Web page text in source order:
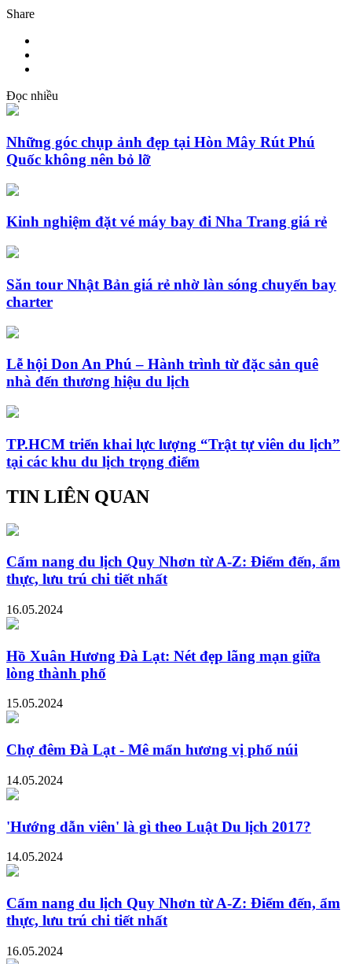
Share
Đọc nhiều
Những góc chụp ảnh đẹp tại Hòn Mây Rút Phú
Quốc không nên bỏ lỡ
Kinh nghiệm đặt vé máy bay đi Nha Trang giá rẻ
Săn tour Nhật Bản giá rẻ nhờ làn sóng chuyến bay
charter
Lễ hội Don An Phú – Hành trình từ đặc sản quê
nhà đến thương hiệu du lịch
TP.HCM triển khai lực lượng “Trật tự viên du lịch”
tại các khu du lịch trọng điểm
TIN LIÊN QUAN
Cẩm nang du lịch Quy Nhơn từ A-Z: Điểm đến, ẩm
thực, lưu trú chi tiết nhất
16.05.2024
Hồ Xuân Hương Đà Lạt: Nét đẹp lãng mạn giữa
lòng thành phố
15.05.2024
Chợ đêm Đà Lạt - Mê mẩn hương vị phố núi
14.05.2024
'Hướng dẫn viên' là gì theo Luật Du lịch 2017?
14.05.2024
Cẩm nang du lịch Quy Nhơn từ A-Z: Điểm đến, ẩm
thực, lưu trú chi tiết nhất
16.05.2024